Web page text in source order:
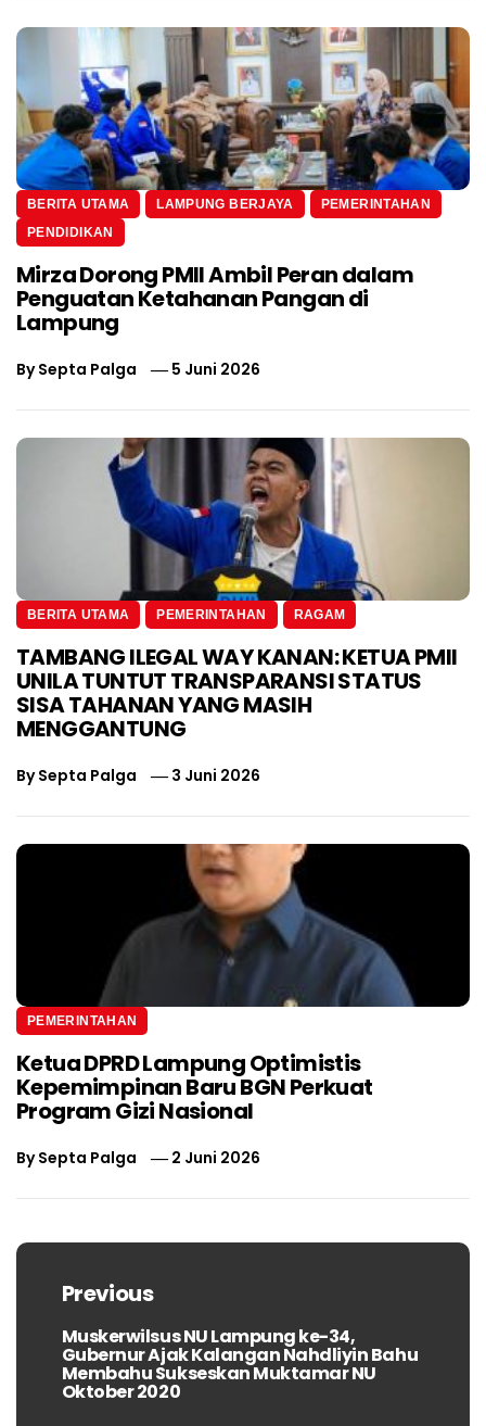
BERITA UTAMA LAMPUNG BERJAYA
PEMERINTAHAN
PENDIDIKAN
Mirza Dorong PMII Ambil Peran dalam
Penguatan Ketahanan Pangan di
Lampung
BySepta Palga 5 Juni 2026
BERITA UTAMA PEMERINTAHAN RAGAM
TAMBANG ILEGAL WAY KANAN: KETUA PMII
UNILA TUNTUT TRANSPARANSI STATUS
SISA TAHANAN YANG MASIH
MENGGANTUNG
BySepta Palga 3 Juni 2026
PEMERINTAHAN
Ketua DPRD Lampung Optimistis
Kepemimpinan Baru BGN Perkuat
Program Gizi Nasional
BySepta Palga 2 Juni 2026
Navigasi
posPrevious
Previous
post:
Muskerwilsus NU Lampung ke-34,
Gubernur Ajak Kalangan Nahdliyin Bahu
Membahu Sukseskan Muktamar NU
Oktober 2020